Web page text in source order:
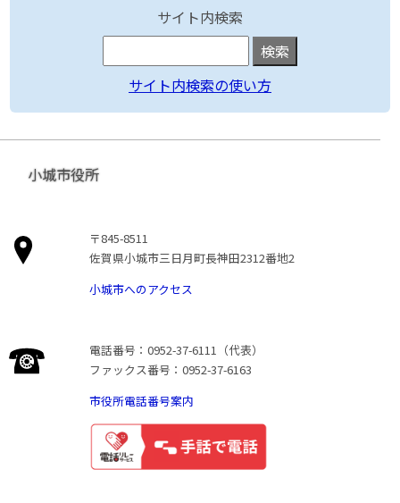
サイト内検索
サイト内検索の使い方
小城市役所
〒845-8511
佐賀県小城市三日月町長神田2312番地2
小城市へのアクセス
電話番号：0952-37-6111（代表）
ファックス番号：0952-37-6163
市役所電話番号案内